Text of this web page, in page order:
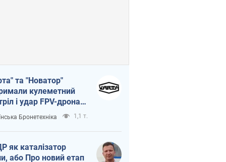
та "Новатор"
кулеметний
і удар FPV-дрона,
життя
ЗСУ
Бронетехніка 1,1 т.
як каталізатор
або Про новий етап